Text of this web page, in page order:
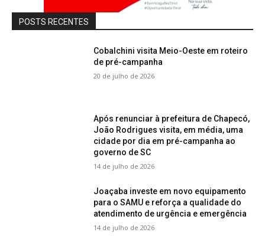
POSTS RECENTES
Cobalchini visita Meio-Oeste em roteiro
de pré-campanha
20 de julho de 2026
Após renunciar à prefeitura de Chapecó,
João Rodrigues visita, em média, uma
cidade por dia em pré-campanha ao
governo de SC
14 de julho de 2026
Joaçaba investe em novo equipamento
para o SAMU e reforça a qualidade do
atendimento de urgência e emergência
14 de julho de 2026